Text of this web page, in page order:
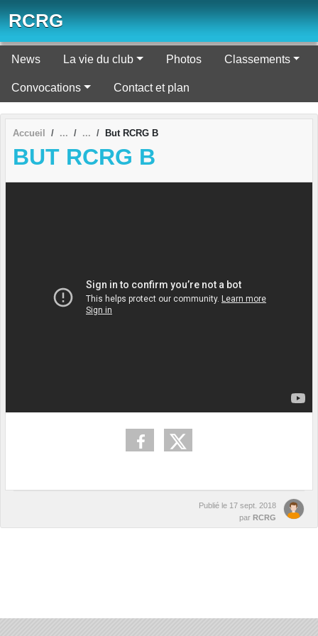
RCRG
News La vie du club Photos Classements
Convocations Contact et plan
Accueil But RCRG B
BUT RCRG B
Publié le 17 sept. 2018
par RCRG